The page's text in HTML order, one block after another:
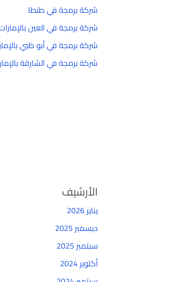
شركة برمجة في طنطا
شركة برمجة في العين
شركة برمجة في أبو ظبي
شركة برمجة في الشارقة
الأرشيف
يناير 2026
ديسمبر 2025
سبتمبر 2025
أكتوبر 2024